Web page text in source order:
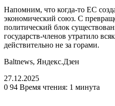
Напомним, что когда-то ЕС
экономический союз. С
политический блок
государств-членов утратило
действительно не за горами.
Baltnews, Яндекс.Дзен
27.12.2025
0 94 Время чтения: 1 минута